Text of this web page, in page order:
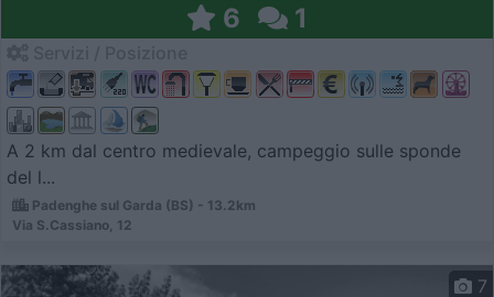
6 1
A 2 km dal centro medievale, campeggio sulle sponde
del l...
Padenghe sul Garda (BS) - 13.2km
Via S.Cassiano, 12
7